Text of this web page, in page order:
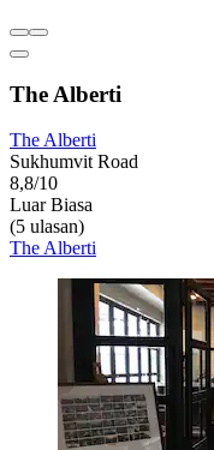
The Alberti
The Alberti
Sukhumvit Road
8,8/10
Luar Biasa
(5 ulasan)
The Alberti